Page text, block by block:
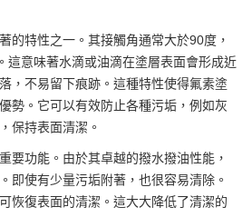
的特性之一。其接觸角通常大於90度，
這意味著水滴或油滴在塗層表面會形成近
，不易留下痕跡。這種特性使得氟素塗
勢。它可以有效防止各種污垢，例如灰
保持表面清潔。
要功能。由於其卓越的撥水撥油性能，
即使有少量污垢附著，也很容易清除。
恢復表面的清潔。這大大降低了清潔的